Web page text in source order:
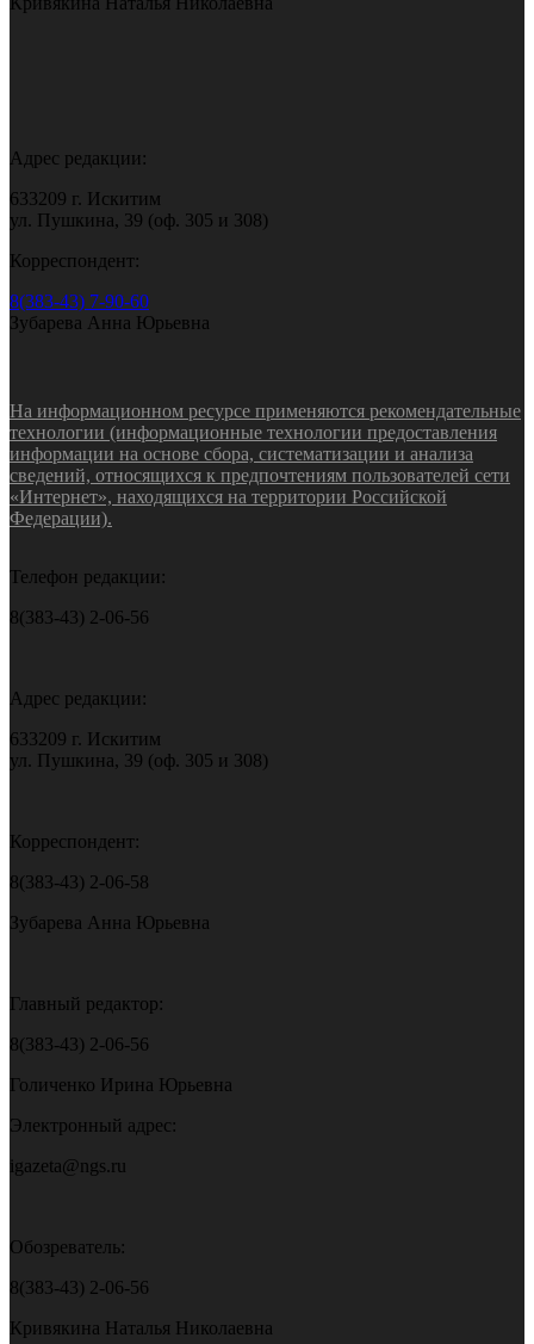
Адрес редакции:
633209 г. Искитим
ул. Пушкина, 39 (оф. 305 и 308)
Корреспондент:
8(383-43) 7-90-60
Зубарева Анна Юрьевна
На информационном ресурсе применяются рекомендательные
технологии (информационные технологии предоставления
информации на основе сбора, систематизации и анализа
сведений, относящихся к предпочтениям пользователей сети
«Интернет», находящихся на территории Российской
Федерации).
Телефон редакции:
8(383-43) 2-06-56
Адрес редакции:
633209 г. Искитим
ул. Пушкина, 39 (оф. 305 и 308)
Корреспондент:
8(383-43) 2-06-58
Зубарева Анна Юрьевна
Главный редактор:
8(383-43) 2-06-56
Голиченко Ирина Юрьевна
Электронный адрес:
igazeta@ngs.ru
Обозреватель:
8(383-43) 2-06-56
Кривякина Наталья Николаевна